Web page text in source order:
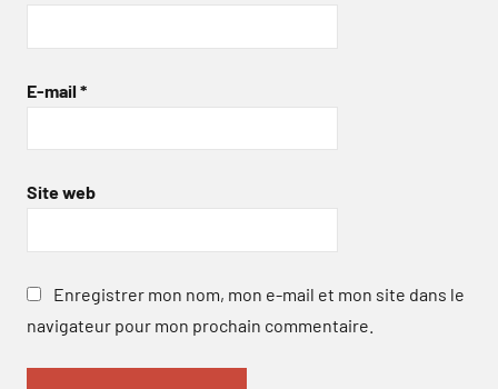
E-mail *
Site web
Enregistrer mon nom, mon e-mail et mon site dans le
navigateur pour mon prochain commentaire.